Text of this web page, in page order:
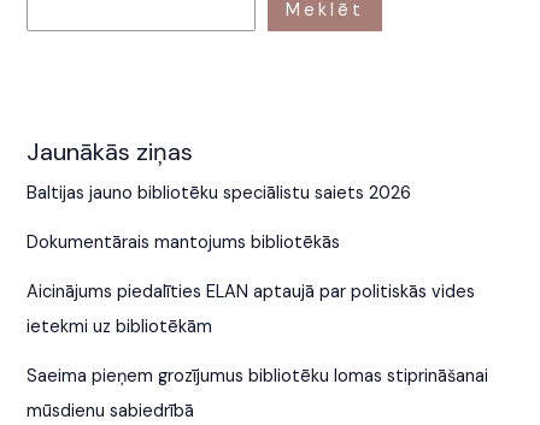
Meklēt
Jaunākās ziņas
Baltijas jauno bibliotēku speciālistu saiets 2026
Dokumentārais mantojums bibliotēkās
Aicinājums piedalīties ELAN aptaujā par politiskās vides
ietekmi uz bibliotēkām
Saeima pieņem grozījumus bibliotēku lomas stiprināšanai
mūsdienu sabiedrībā